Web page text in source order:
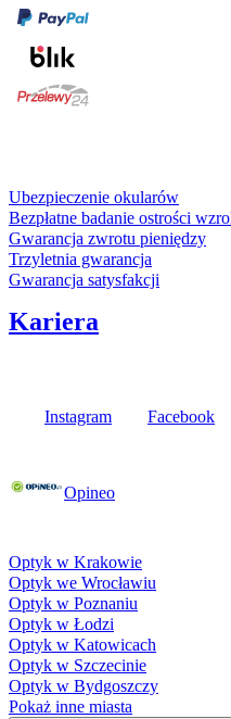
Ubezpieczenie okularów
Bezpłatne badanie ostrości
Gwarancja zwrotu pieniędzy
Trzyletnia gwarancja
Gwarancja satysfakcji
Kariera
Instagram Facebook
Opineo
Optyk w Krakowie
Optyk we Wrocławiu
Optyk w Poznaniu
Optyk w Łodzi
Optyk w Katowicach
Optyk w Szczecinie
Optyk w Bydgoszczy
Pokaż inne miasta